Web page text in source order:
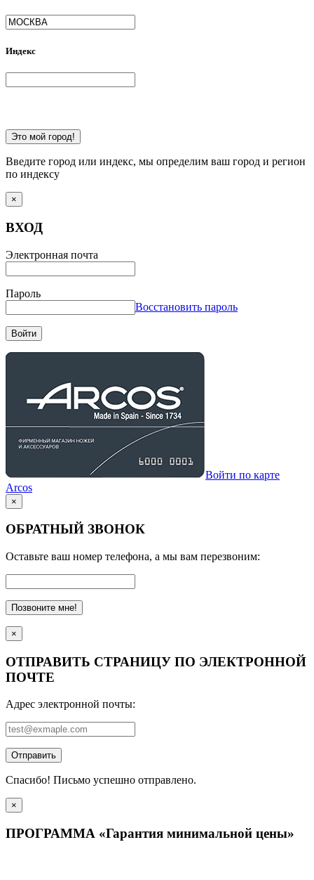
Индекс
Это мой город!
Введите город или индекс, мы определим ваш город и регион
по индексу
×
ВХОД
Электронная почта
Пароль
Восстановить пароль
Войти
Войти по карте
Arcos
×
ОБРАТНЫЙ ЗВОНОК
Оставьте ваш номер телефона, а мы вам перезвоним:
Позвоните мне!
×
ОТПРАВИТЬ СТРАНИЦУ ПО ЭЛЕКТРОННОЙ
ПОЧТЕ
Адрес электронной почты:
Отправить
Спасибо! Письмо успешно отправлено.
×
ПРОГРАММА «Гарантия минимальной цены»